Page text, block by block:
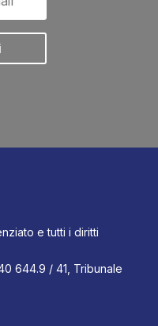
e tutti i diritti
644.9 / 41, Tribunale